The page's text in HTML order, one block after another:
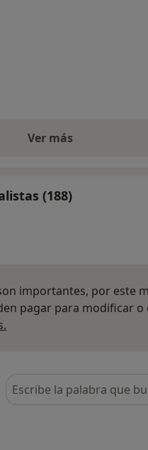
Ver más
(188)
importantes, por este
pagar para modificar
Busca en opiniones